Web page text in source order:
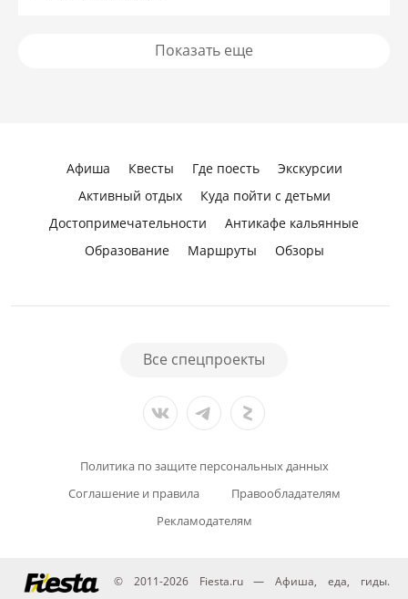
Показать еще
Афиша Квесты Где поесть
Экскурсии
Активный отдых
Куда пойти с детьми
Достопримечательности
Антикафе кальянные
Образование
Маршруты Обзоры
Все спецпроекты
Политика по защите персональных данных
Соглашение и правила
Правообладателям
Рекламодателям
© 2011-2026 Fiesta.ru — Афиша, еда, гиды.